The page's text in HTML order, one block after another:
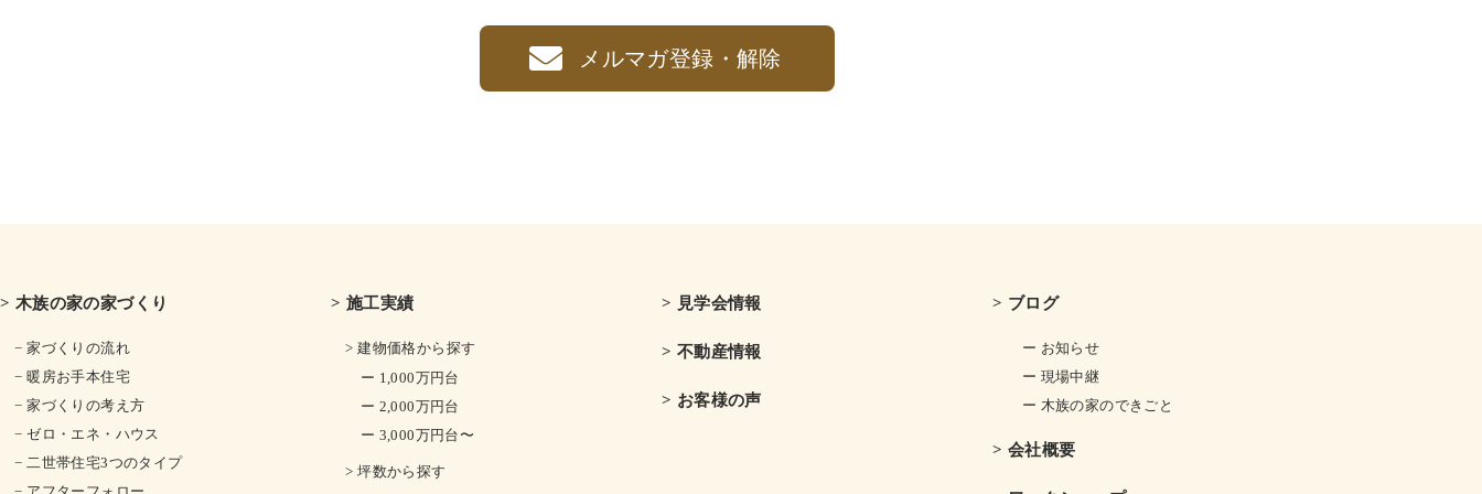
メルマガ登録・解除
> 木族の家の家づくり
− 家づくりの流れ
− 暖房お手本住宅
− 家づくりの考え方
− ゼロ・エネ・ハウス
− 二世帯住宅3つのタイプ
> 施工実績
> 建物価格から探す
ー 1,000万円台
ー 2,000万円台
ー 3,000万円台〜
> 坪数から探す
> 見学会情報
> 不動産情報
> お客様の声
> ブログ
ー お知らせ
ー 現場中継
ー 木族の家のできごと
> 会社概要